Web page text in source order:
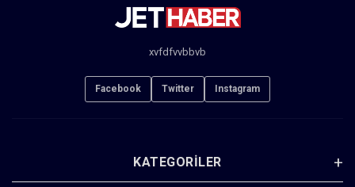
xvfdfvvbbvb
Facebook Twitter Instagram
KATEGORILER